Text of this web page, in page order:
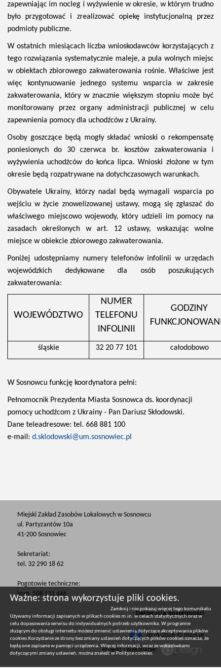
zapewniając im nocleg i wyżywienie w okresie, w którym trudno
było przygotować i zrealizować opiekę instytucjonalną przez
podmioty publiczne.
W ostatnich miesiącach liczba wnioskodawców korzystających z
tego rozwiązania systematycznie maleje, a pula wolnych miejsc
w obiektach zbiorowego zakwaterowania rośnie. Właściwe jest
więc kontynuowanie jednego systemu wsparcia w zakresie
zakwaterowania, który w znacznie większym stopniu może być
monitorowany przez organy administracji publicznej w celu
zapewnienia pomocy dla uchodźców z Ukrainy.
Osoby goszczące będą mogły składać wnioski o rekompensatę
poniesionych do 30 czerwca br. kosztów zakwaterowania i
wyżywienia uchodźców do końca lipca. Wnioski złożone w tym
okresie będą rozpatrywane na dotychczasowych warunkach.
Obywatele Ukrainy, którzy nadal będą wymagali wsparcia po
wejściu w życie znowelizowanej ustawy, mogą się zgłaszać do
właściwego miejscowo wojewody, który udzieli im pomocy na
zasadach określonych w art. 12 ustawy, wskazując wolne
miejsce w obiekcie zbiorowego zakwaterowania.
Poniżej udostępniamy numery telefonów infolinii w urzędach
wojewódzkich dedykowane dla osób poszukujących
zakwaterowania:
WOJEWÓDZTWO
NUMER
TELEFONU
INFOLINII
GODZINY
śląskie 32 20 77 101 całodobowo
W Sosnowcu funkcję koordynatora pełni:
Pełnomocnik Prezydenta Miasta Sosnowca ds. koordynacji
pomocy uchodźcom z Ukrainy - Pan Dariusz Skłodowski.
Dane teleadresowe: tel. 668 881 100
e-mail: d.sklodowski@um.sosnowiec.pl
Miejski Zakład Zasobów Lokalowych w Sosnowcu
ul. Partyzantów 10a
41-200 Sosnowiec
Sekretariat:
tel. 32 290 18 62
Pogotowie techniczne:
kom. 508 131 446
Deklaracja dostępności
2016-2026 © mzzl.pl
Projekt i wykonanie:
Ważne: strona wykorzystuje pliki cookies.
Zamknij i nie pokazuj więcej tego komunikatu
Używamy informacji zapisanych w plikach cookies m.in. w celach statystycznych oraz w
celu dopasowania serwisu do indywidualnych potrzeb użytkownika. W programie
służącym do obsługi internetu możesz zmienić ustawienia dotyczące akceptowania plików
cookies.Korzystanie ze strony bez zmiany ustawień dotyczących plików cookies oznacza, że
będą one zapisane w pamięci urządzenia. Więcej informacji, wraz ze wskazówkami
dotyczącymi zmiany ustawień, można znaleźć w Polityce cookies.